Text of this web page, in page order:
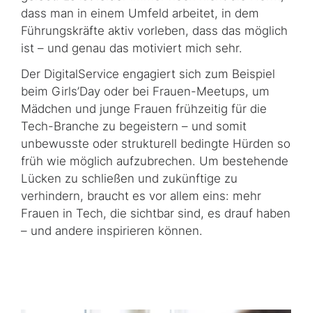
dass man in einem Umfeld arbeitet, in dem
Führungskräfte aktiv vorleben, dass das möglich
ist – und genau das motiviert mich sehr.
Der DigitalService engagiert sich zum Beispiel
beim Girls’Day oder bei Frauen-Meetups, um
Mädchen und junge Frauen frühzeitig für die
Tech-Branche zu begeistern – und somit
unbewusste oder strukturell bedingte Hürden so
früh wie möglich aufzubrechen. Um bestehende
Lücken zu schließen und zukünftige zu
verhindern, braucht es vor allem eins: mehr
Frauen in Tech, die sichtbar sind, es drauf haben
– und andere inspirieren können.